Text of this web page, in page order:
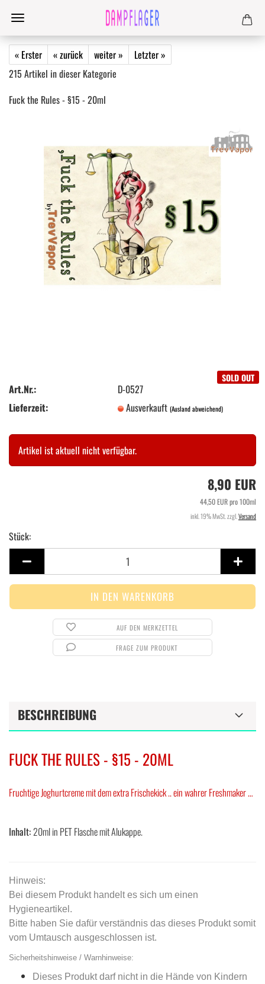
« Erster « zurück weiter »
Letzter »
215 Artikel in dieser Kategorie
Fuck the Rules - §15 - 20ml
SOLD OUT
Art.Nr.:
D-0527
Lieferzeit:
Ausverkauft(Ausland abweichend)
Artikel ist aktuell nicht verfügbar.
8,90 EUR
44,50 EUR pro 100ml
inkl. 19% MwSt. zzgl. Versand
Stück:
Stück
AUF DEN MERKZETTEL
FRAGE ZUM PRODUKT
BESCHREIBUNG
FUCK THE RULES - §15 - 20ML
Fruchtige Joghurtcreme mit dem extra Frischekick .. ein wahrer Freshmaker …
Inhalt:20ml in PET Flasche mit Alukappe.
Hinweis:
Bei diesem Produkt handelt es sich um einen
Hygieneartikel.
Bitte haben Sie dafür verständnis das dieses Produkt somit
vom Umtausch ausgeschlossen ist.
Sicherheitshinweise / Warnhinweise:
Dieses Produkt darf nicht in die Hände von Kindern